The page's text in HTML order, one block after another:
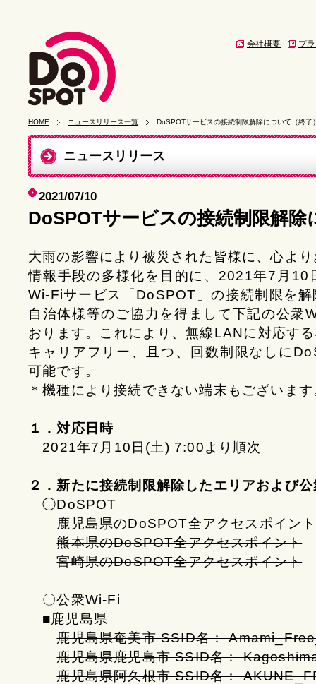
会社概要 プ
HOME ニュースリリース一覧 DoSPOTサービスの接続制限解除について（終了
ニュースリリース
2021/07/10
DoSPOTサービスの接続制限解除
大雨の影響により被災された皆様に、心よ
情報手段の多様化を目的に、2021年7月
Wi-Fiサービス「DoSPOT」の接続制限を
自治体様等のご協力を得まして下記の公衆
おります。これにより、無線LANに対応す
キャリアフリー、且つ、回数制限なしに
可能です。
＊機種により接続できない端末もございま
１．対応日時
2021年7月10日(土) 7:00より順次
２．新たに接続制限解除したエリアおよび
◯DoSPOT
鹿児島県のDoSPOT全アクセスポイント
熊本県のDoSPOT全アクセスポイント
宮崎県のDoSPOT全アクセスポイント
〇公衆Wi-Fi
■鹿児島県
鹿児島県奄美市 SSID名：
鹿児島県鹿児島市 SSID名：
鹿児島県阿久根市 SSID名：